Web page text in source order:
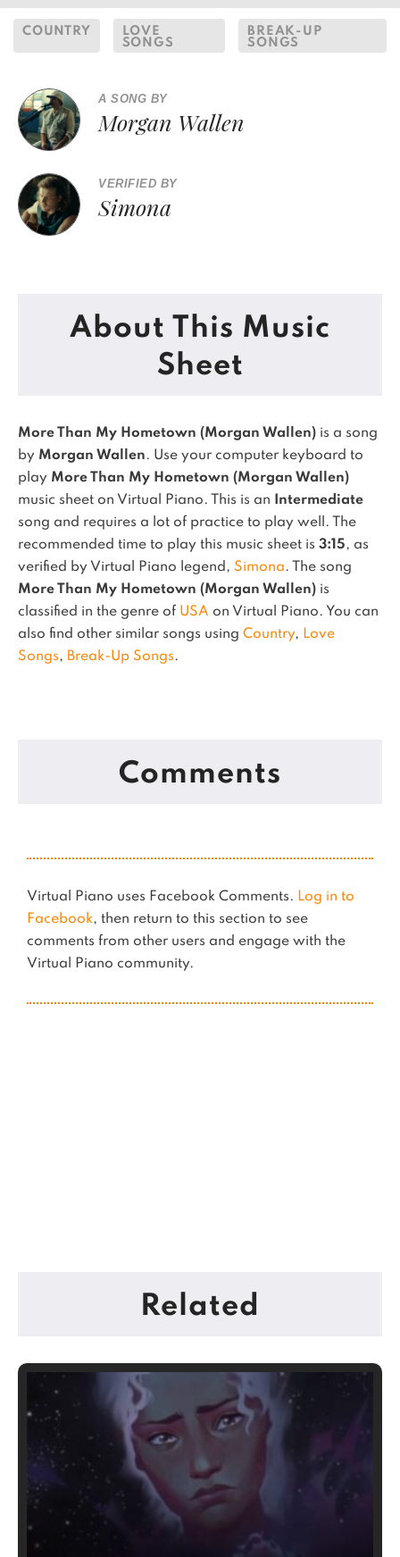
COUNTRY
LOVE
SONGS
BREAK-UP
SONGS
A SONG BY
Morgan Wallen
VERIFIED BY
Simona
About This Music
Sheet
More Than My Hometown (Morgan Wallen) is a song
by Morgan Wallen. Use your computer keyboard to
play More Than My Hometown (Morgan Wallen)
music sheet on Virtual Piano.
This is an
Intermediate
song and requires a lot of practice to play well.
The
recommended time to play this music sheet is 3:15, as
verified by Virtual Piano legend, Simona.
The song
More Than My Hometown (Morgan Wallen) is
classified in the genre of USA on Virtual Piano. You can
also find other similar songs using Country, Love
Songs, Break-Up Songs.
Comments
Virtual Piano uses Facebook Comments. Log in to
Facebook, then return to this section to see
comments from other users and engage with the
Virtual Piano community.
Related